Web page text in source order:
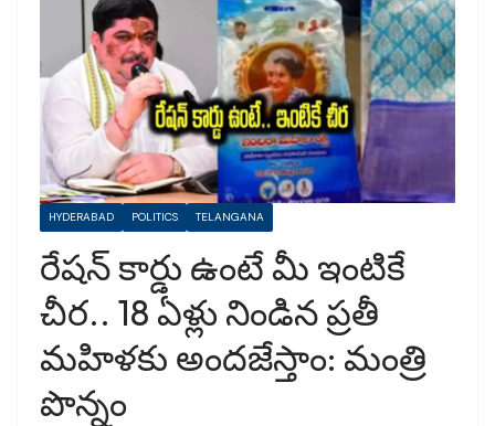
HYDERABAD POLITICS TELANGANA
రేషన్ కార్డు ఉంటే మీ ఇంటికే
చీర.. 18 ఏళ్లు నిండిన ప్రతీ
మహిళకు అందజేస్తాం: మంత్రి
పొన్నం